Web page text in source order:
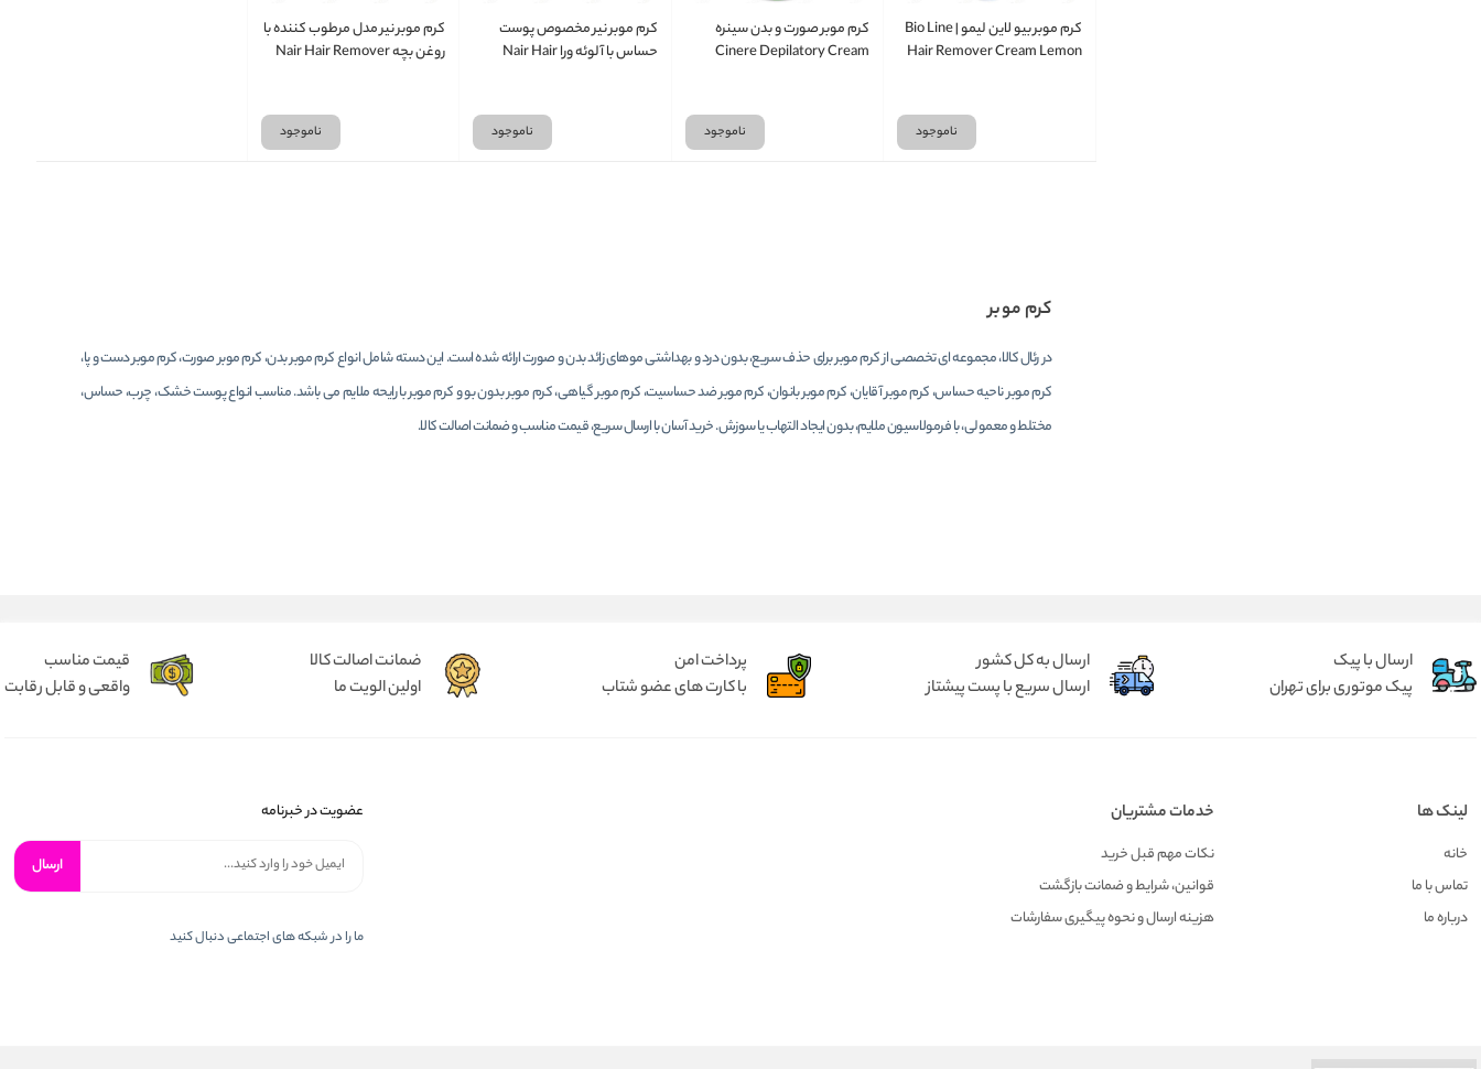
کرم موبر بیو لاین لیمو | Bio Line
Hair Remover Cream Lemon
ناموجود
کرم موبر صورت و بدن سینره
Cinere Depilatory Cream
ناموجود
کرم موبر نیر مخصوص پوست
حساس با آلوئه ورا Nair Hair
ناموجود
کرم موبر نیر مدل مرطوب کننده با
روغن بچه Nair Hair Remover
ناموجود
کرم موبر
در رئال کالا، مجموعه ای تخصصی از کرم موبر برای حذف سریع، بدون درد و بهداشتی موهای زائد بدن و صورت ارائه شده است. این دسته شامل انواع کرم موبر بدن، کرم موبر صورت، کرم موبر دست و پا،
کرم موبر ناحیه حساس، کرم موبر آقایان، کرم موبر بانوان، کرم موبر ضد حساسیت، کرم موبر گیاهی، کرم موبر بدون بو و کرم موبر با رایحه ملایم می باشد. مناسب انواع پوست خشک، چرب، حساس،
مختلط و معمولی، با فرمولاسیون ملایم، بدون ایجاد التهاب یا سوزش. خرید آسان با ارسال سریع، قیمت مناسب و ضمانت اصالت کالا.
ارسال با پیک
پیک موتوری برای تهران
ارسال به کل کشور
ارسال سریع با پست پیشتاز
پرداخت امن
با کارت های عضو شتاب
ضمانت اصالت کالا
اولین الویت ما
قیمت مناسب
واقعی و قابل رقابت
لینک ها
خانه
تماس با ما
درباره ما
خدمات مشتریان
نکات مهم قبل خرید
قوانین، شرایط و ضمانت بازگشت
هزينه ارسال و نحوه پیگیری سفارشات
عضویت در خبرنامه
ارسال
ما را در شبكه های اجتماعی دنبال کنید